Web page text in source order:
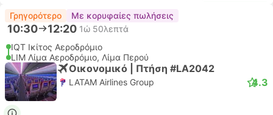
Γρηγορότερο Με κορυφαίες πωλήσεις
10:30 12:20 1ώ 50λεπτά
IQT Ικίτος Αεροδρόμιο
LIM Λίμα Αεροδρόμιο, Λίμα Περού
Οικονομικό | Πτήση #LA2042
LATAM Airlines Group 4.3